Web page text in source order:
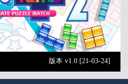
版本 v1.0 [21-03-24]